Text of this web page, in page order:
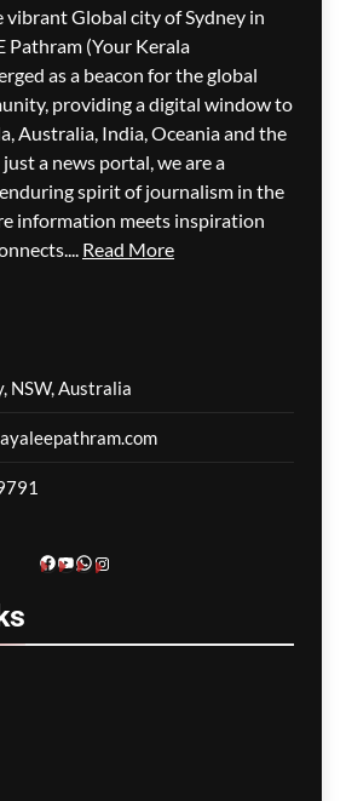
മോട്ടോർവേയിൽ
ട്രക്കിന് തീപിടിച്ചു;
മലയാളി
ബാധിച്ചു
ഗീത ദാസ്‌ 3 hours ago
vibrant Global city of Sydney in
Pathram (Your Kerala
as a beacon for the global
providing a digital window to
Australia, India, Oceania and the
a news portal, we are a
spirit of journalism in the
information meets inspiration
Read More
NSW, Australia
Facebook
YouTube
WhatsApp
Instagram